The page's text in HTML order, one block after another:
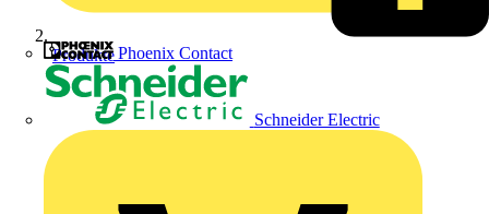
Phoenix Contact
Schneider Electric
Produkte